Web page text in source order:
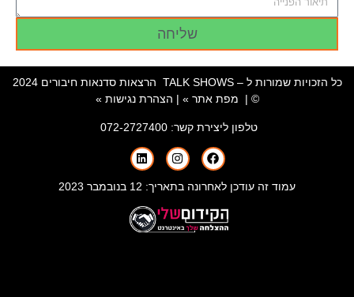
כל הזכויות שמורות ל – TALK SHOWS הרצאות סדנאות חיבורים 2024
מפת אתר » | הצהרת נגישות »
טלפון ליצירת קשר:072-2727400
זה עודכן לאחרונה בתאריך: 12 בנובמבר 2023